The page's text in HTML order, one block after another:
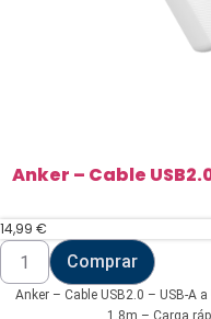
Anker – Cable
14,99 €
Anker
Cable
USB2.0
Comprar
Anker – Cable USB2.0 – USB-A a USB-C – Cable de nylon trenzado – Longitud